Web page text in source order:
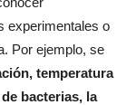
experimentales o
Por ejemplo, se
temperatura
bacterias, la